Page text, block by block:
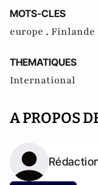
MOTS-CLES
europe , Finlande
THEMATIQUES
International
A PROPOS